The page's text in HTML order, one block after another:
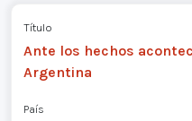
Título
Ante los hechos
Argentina
País